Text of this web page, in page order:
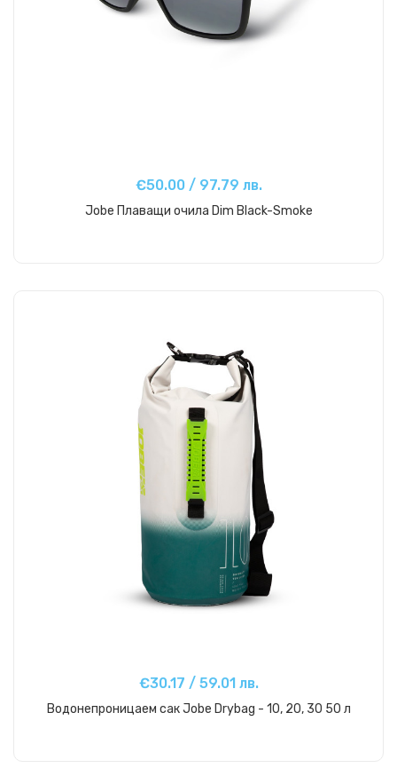
€50.00 / 97.79 лв.
Jobe Плаващи очила Dim Black-Smoke
€30.17 / 59.01 лв.
Водонепроницаем сак Jobe Drybag - 10, 20, 30 50 л